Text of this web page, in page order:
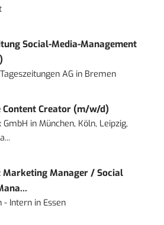
Social-Media-Management
AG in Bremen
Content Creator (m/w/d)
GmbH inMünchen, Köln, Leipzig,
Marketing Manager / Social
- Intern in Essen